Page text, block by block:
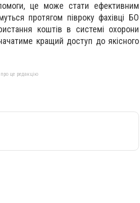
це може стати ефективним
протягом півроку фахівці БО
коштів в системі охорони
кращий доступ до якісного
це редакцію